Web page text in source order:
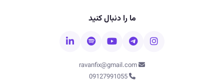
ما را دنبال کنید
09127991055